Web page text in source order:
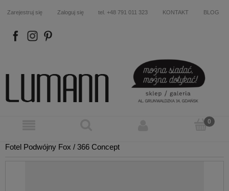
Zarejestruj się Zaloguj się tel. +48 791 011 323 KONTAKT BLOG
FB IN P
Fotel Podwójny Fox / 366 Concept